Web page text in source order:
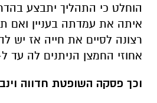
הוחלט כי התהליך יתבצע
איתה את עמדתה בעניין ואם
רצונה לסיים את חייה אז יש
אחוזי החמצן הניתנים לה עד ל-
וכך פסקה השופטת חדווה